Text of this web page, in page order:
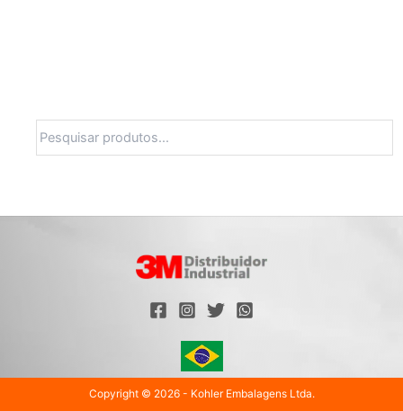
Copyright © 2026 - Kohler Embalagens Ltda.